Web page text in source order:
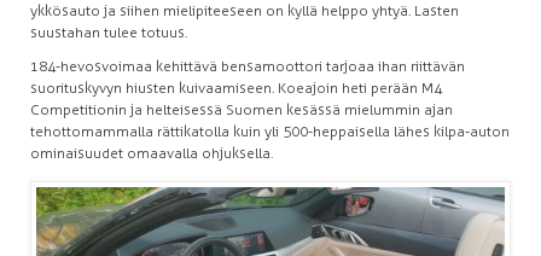
ykkösauto ja siihen mielipiteeseen on kyllä helppo yhtyä. Lasten
suustahan tulee totuus.
184-hevosvoimaa kehittävä bensamoottori tarjoaa ihan riittävän
suorituskyvyn hiusten kuivaamiseen. Koeajoin heti perään M4
Competitionin ja helteisessä Suomen kesässä mielummin ajan
tehottomammalla rättikatolla kuin yli 500-heppaisella lähes kilpa-auton
ominaisuudet omaavalla ohjuksella.